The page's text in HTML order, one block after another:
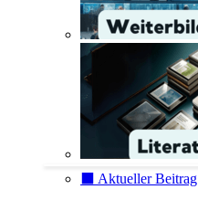
⬛️ Aktueller Beitrag